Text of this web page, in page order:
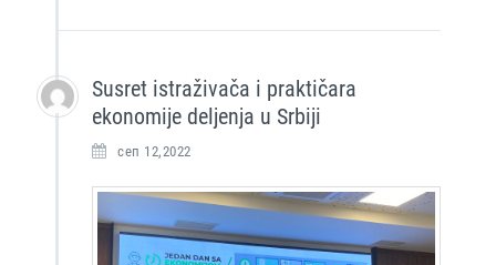
Susret istraživača i praktičara
ekonomije deljenja u Srbiji
сеп 12,2022